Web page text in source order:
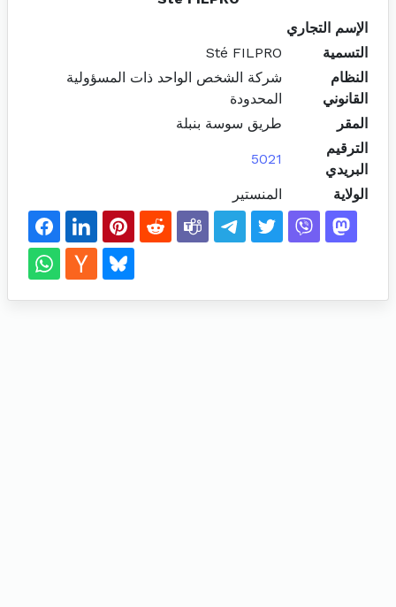
الإسم التجاري
التسمية
Sté FILPRO
النظام
القانوني
شركة الشخص الواحد ذات المسؤولية
المحدودة
المقر
طريق سوسة بنبلة
الترقيم
البريدي
5021
الولاية المنستير